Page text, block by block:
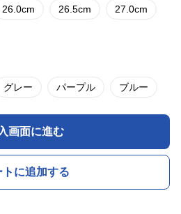
26.0cm 26.5cm 27.0cm
グレー パープル ブルー
画面に進む
トに追加する